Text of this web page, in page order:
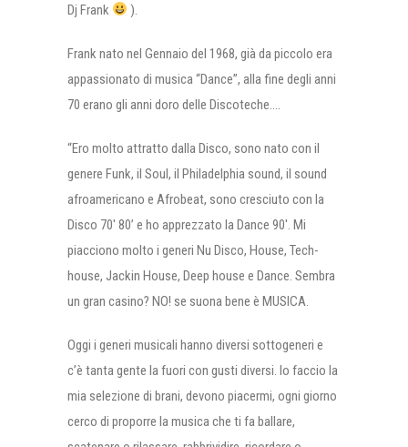
Dj Frank
).
Frank nato nel Gennaio del 1968, già da piccolo era
appassionato di musica “Dance”, alla fine degli anni
70 erano gli anni doro delle Discoteche….
“Ero molto attratto dalla Disco, sono nato con il
genere Funk, il Soul, il Philadelphia sound, il sound
afroamericano e Afrobeat, sono cresciuto con la
Disco 70′ 80’ e ho apprezzato la Dance 90′. Mi
piacciono molto i generi Nu Disco, House, Tech-
house, Jackin House, Deep house e Dance. Sembra
un gran casino? NO! se suona bene è MUSICA.
Oggi i generi musicali hanno diversi sottogeneri e
c’è tanta gente la fuori con gusti diversi. Io faccio la
mia selezione di brani, devono piacermi, ogni giorno
cerco di proporre la musica che ti fa ballare,